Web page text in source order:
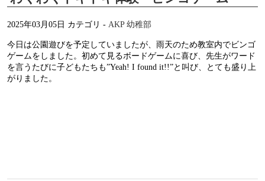
2025年03月05日 カテゴリ -AKP 幼稚部
今日は公園遊びを予定していましたが、雨天のため教室内でビンゴ
ゲームをしました。初めて見るボードゲームに喜び、先生がワード
を言うたびに子どもたちも”Yeah! I found it!!”と叫び、とても盛り上
がりました。